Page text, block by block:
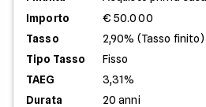
Importo
€ 50.000
Tasso
2,90% (Tasso finito)
Tipo Tasso
Fisso
TAEG
3,31%
Durata
20 anni